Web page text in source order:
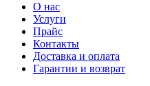
О нас
Услуги
Прайс
Контакты
Доставка и оплата
Гарантии и возврат